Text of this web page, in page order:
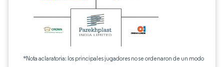
*Nota aclaratoria: los principales jugadores no se ordenaron de un modo